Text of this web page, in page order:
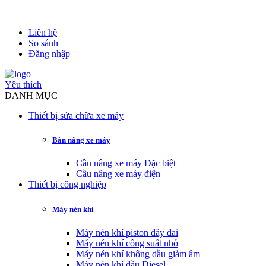
Liên hệ
So sánh
Đăng nhập
Yêu thích
DANH MỤC
Thiết bị sửa chữa xe máy
Bàn nâng xe máy
Cầu nâng xe máy Đặc biệt
Cầu nâng xe máy điện
Thiết bị công nghiệp
Máy nén khí
Máy nén khí piston dây đai
Máy nén khí công suất nhỏ
Máy nén khí không dầu giảm âm